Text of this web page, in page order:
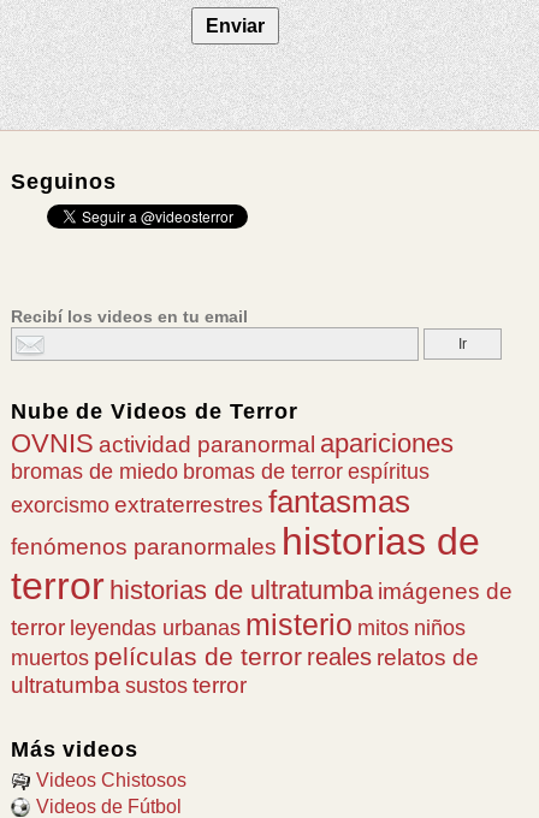
Seguinos
Recibí los videos en tu email
Nube deVideos de Terror
OVNIS actividad paranormal apariciones
bromas de miedo bromas de terror espíritus
exorcismo extraterrestres fantasmas
fenómenos paranormales historias de
terror historias de ultratumba imágenes de
terror leyendas urbanas misterio mitos niños
muertos películas de terror reales relatos de
ultratumba sustos terror
Más videos
Videos Chistosos
Videos de Fútbol